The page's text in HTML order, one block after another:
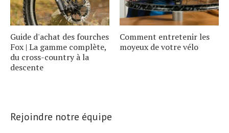
Guide d'achat des fourches
Fox | La gamme complète,
du cross-country à la
descente
Comment entretenir les
moyeux de votre vélo
Rejoindre notre équipe